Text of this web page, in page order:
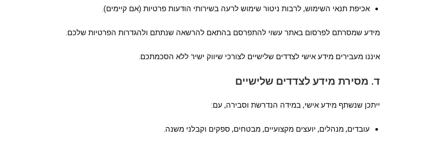
אכיפת תנאי השימוש, לרבות ניטור שימוש לרעה בשירותי הודעות פרטיות (אם קיימים).
מידע שמסרתם לפרסום באתר עשוי להתפרסם בהתאם להרשאה שנתתם ולהגדרות הפרטיות שלכם.
איננו מעבירים מידע אישי לצדדים שלישיים לצורכי שיווק ישיר ללא הסכמתכם.
ד. מסירת מידע לצדדים שלישיים
ייתכן שנשתף מידע אישי, במידה הנדרשת וסבירה, עם:
עובדים, מנהלים, יועצים מקצועיים, מבטחים, ספקים וקבלני משנה.